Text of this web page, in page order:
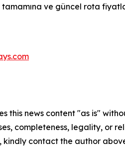
ve güncel rota
this news content "as is"
completeness, legality, or
kindly contact the author